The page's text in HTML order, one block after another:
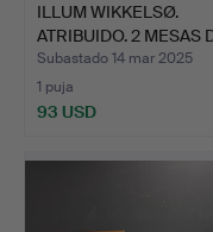
ILLUM WIKKELSØ.
ATRIBUIDO. 2 MESAS
CAFÉ.
Subastado 14 mar 2025
1 puja
93 USD